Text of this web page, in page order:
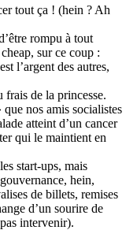
tout ça ! (hein ? Ah
rompu à tout
sur ce coup :
l’argent des autres,
frais de la princesse.
nos amis socialistes
atteint d’un cancer
qui le maintient en
start-ups, mais
hein,
de billets, remises
d’un sourire de
intervenir).